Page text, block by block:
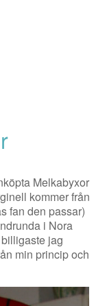
Melkabyxor
kommer från
fan den passar)
i Nora
jag
min princip och